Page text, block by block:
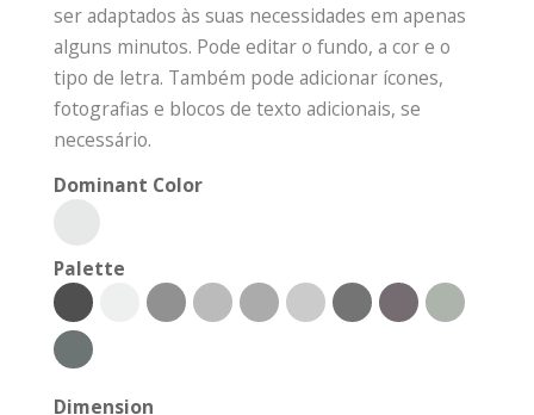
ser adaptados às suas necessidades em apenas
alguns minutos. Pode editar o fundo, a cor e o
tipo de letra. Também pode adicionar ícones,
fotografias e blocos de texto adicionais, se
necessário.
Dominant Color
Palette
Dimension